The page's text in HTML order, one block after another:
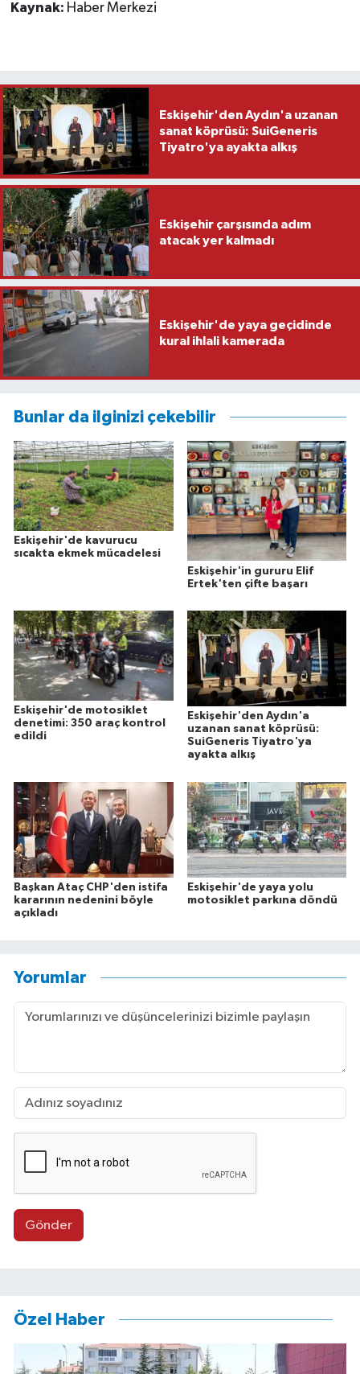
Kaynak: Haber Merkezi
Eskişehir'den Aydın'a uzanan
sanat köprüsü: SuiGeneris
Tiyatro'ya ayakta alkış
Eskişehir çarşısında adım
atacak yer kalmadı
Eskişehir'de yaya geçidinde
kural ihlali kamerada
Bunlar da ilginizi çekebilir
Eskişehir'de kavurucu
sıcakta ekmek mücadelesi
Eskişehir'in gururu Elif
Ertek'ten çifte başarı
Eskişehir'de motosiklet
denetimi: 350 araç kontrol
edildi
Eskişehir'den Aydın'a
uzanan sanat köprüsü:
SuiGeneris Tiyatro'ya
ayakta alkış
Başkan Ataç CHP'den istifa
kararının nedenini böyle
açıkladı
Eskişehir'de yaya yolu
motosiklet parkına döndü
Yorumlar
Gönder
Özel Haber